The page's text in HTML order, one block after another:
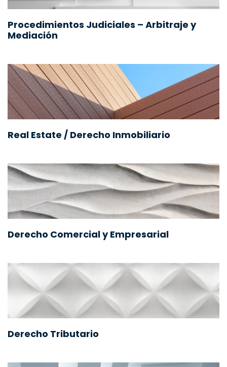
Procedimientos Judiciales – Arbitraje y
Mediación
Real Estate / Derecho Inmobiliario
Derecho Comercial y Empresarial
Derecho Tributario